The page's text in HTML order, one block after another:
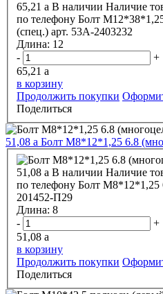
65,21 a В наличии Наличие
по телефону Болт
(спец.) арт. 53А-2403232
Длина: 12
-
+
65,21 a
в корзину
Продолжить покупки
Поделиться
51,08 a Болт М8*12*1,25 6.8
51,08 a В наличии Наличие
по телефону Болт М8*12*1,25
201452-П29
Длина: 8
-
+
51,08 a
в корзину
Продолжить покупки
Поделиться